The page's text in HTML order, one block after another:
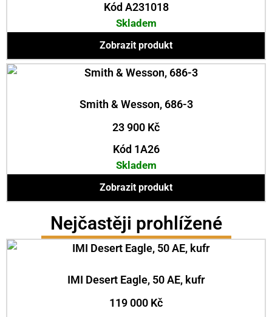
Kód A231018
Skladem
Zobrazit produkt
Smith & Wesson, 686-3
23 900 Kč
Kód 1A26
Skladem
Zobrazit produkt
Nejčastěji prohlížené
IMI Desert Eagle, 50 AE, kufr
119 000 Kč